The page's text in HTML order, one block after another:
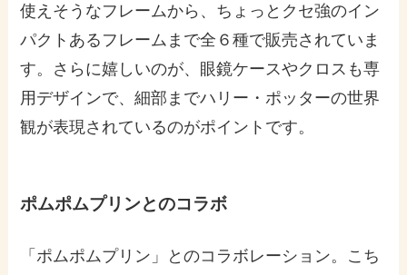
使えそうなフレームから、ちょっとクセ強のイン
パクトあるフレームまで全６種で販売されていま
す。さらに嬉しいのが、眼鏡ケースやクロスも専
用デザインで、細部までハリー・ポッターの世界
観が表現されているのがポイントです。
ポムポムプリンとのコラボ
「ポムポムプリン」とのコラボレーション。こち